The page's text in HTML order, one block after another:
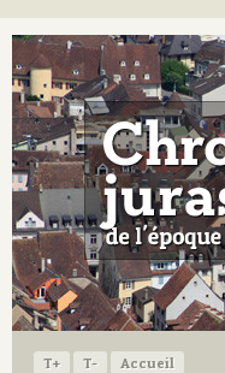
T+ T-
Accueil